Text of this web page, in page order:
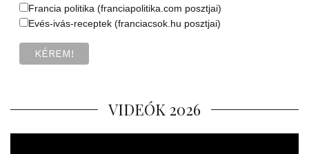
Francia politika (franciapolitika.com posztjai)
Evés-ivás-receptek (franciacsok.hu posztjai)
VIDEÓK 2026